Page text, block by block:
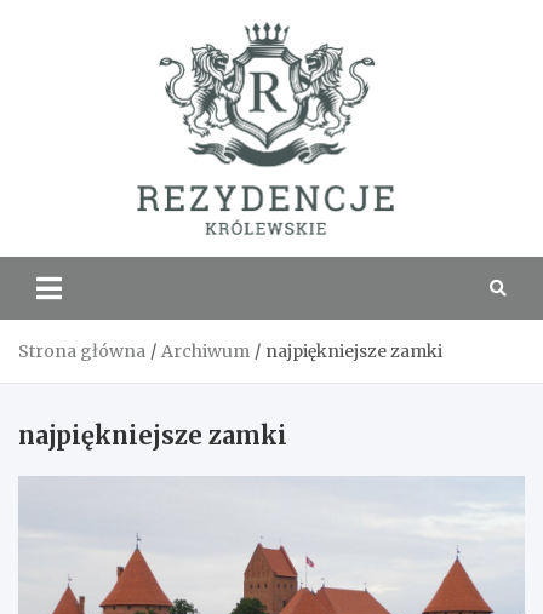
Strona główna Archiwum najpiękniejsze zamki
najpiękniejsze zamki